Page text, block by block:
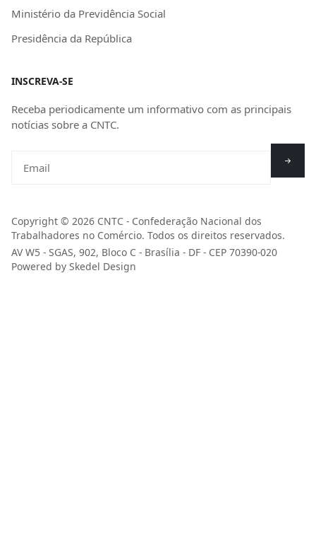
Ministério da Previdência Social
Presidência da República
INSCREVA-SE
Receba periodicamente um informativo com as principais
notícias sobre a CNTC.
Copyright © 2026 CNTC - Confederação Nacional dos
Trabalhadores no Comércio. Todos os direitos reservados.
AV W5 - SGAS, 902, Bloco C - Brasília - DF - CEP 70390-020
Powered by Skedel Design